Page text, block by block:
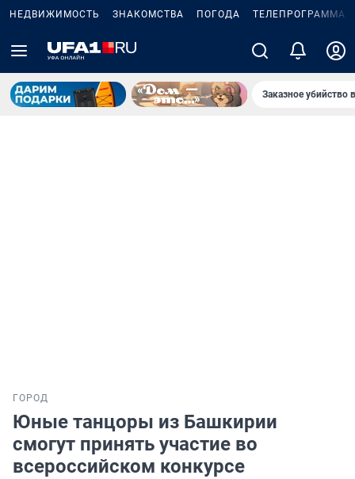
НЕДВИЖИМОСТЬ ЗНАКОМСТВА ПОГОДА ТЕЛЕПРОГРАММА
Заказное убийство
ГОРОД
Юные танцоры из Башкирии
смогут принять участие во
всероссийском конкурсе